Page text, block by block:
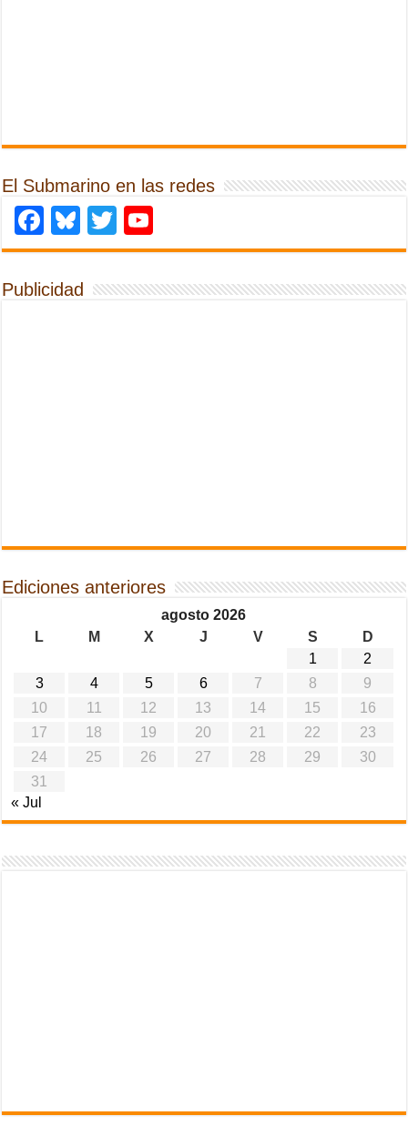
El Submarino en las redes
Facebook
Bluesky
Twitter
Publicidad
Ediciones anteriores
agosto 2026
L
M X J V S
D
1
2
3
4 5 6 7 8
9
10
11 12 13 14 15
16
17
18 19 20 21 22
23
24
25 26 27 28 29
30
31
« Jul